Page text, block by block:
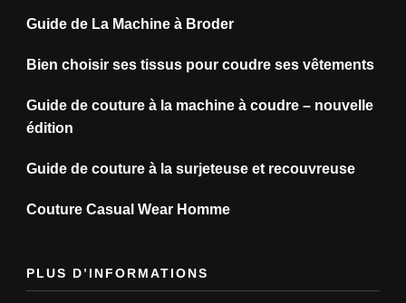
Guide de La Machine à Broder
Bien choisir ses tissus pour coudre ses vêtements
Guide de couture à la machine à coudre – nouvelle
édition
Guide de couture à la surjeteuse et recouvreuse
Couture Casual Wear Homme
PLUS D’INFORMATIONS